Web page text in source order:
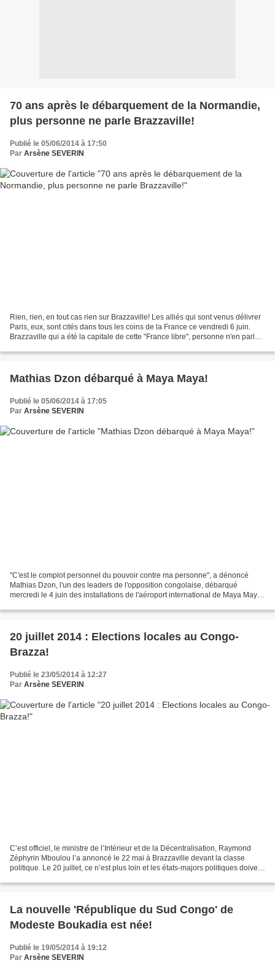
70 ans après le débarquement de la Normandie,
plus personne ne parle Brazzaville!
Publié le 05/06/2014 à 17:50
Par Arsène SEVERIN
Rien, rien, en tout cas rien sur Brazzaville! Les alliés qui sont venus délivrer
Paris, eux, sont cités dans tous les coins de la France ce vendredi 6 juin.
Brazzaville qui a été la capitale de cette "France libre", personne n'en parle.
Mathias Dzon débarqué à Maya Maya!
Publié le 05/06/2014 à 17:05
Par Arsène SEVERIN
"C'est le complot personnel du pouvoir contre ma personne", a dénoncé
Mathias Dzon, l'un des leaders de l'opposition congolaise, débarqué
mercredi le 4 juin des installations de l'aéroport international de Maya Maya,
20 juillet 2014 : Elections locales au Congo-
Brazza!
Publié le 23/05/2014 à 12:27
Par Arsène SEVERIN
C’est officiel, le ministre de l’Intérieur et de la Décentralisation, Raymond
Zéphyrin Mboulou l’a annoncé le 22 mai à Brazzaville devant la classe
politique. Le 20 juillet, ce n’est plus loin et les états-majors politiques doivent
La nouvelle 'République du Sud Congo' de
Modeste Boukadia est née!
Publié le 19/05/2014 à 19:12
Par Arsène SEVERIN